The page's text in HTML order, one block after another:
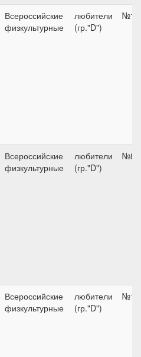
Всероссийские
физкультурные
любители
(гр."D")
Всероссийские
физкультурные
любители
(гр."D")
№8,
Всероссийские
физкультурные
любители
(гр."D")